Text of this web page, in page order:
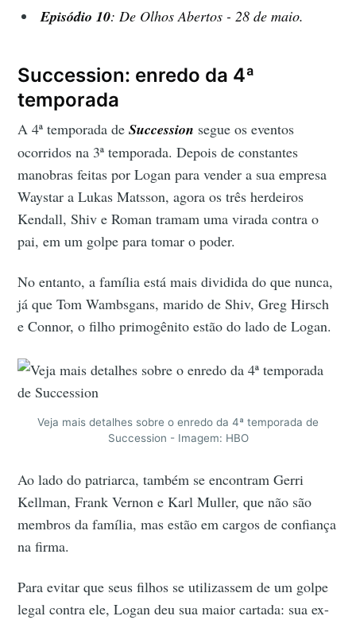
Episódio10: De Olhos Abertos - 28 de maio.
Succession: enredo da 4ª
temporada
A 4ª temporada deSuccession segue os eventos
ocorridos na 3ª temporada. Depois de constantes
manobras feitas por Logan para vender a sua empresa
Waystar a Lukas Matsson, agora os três herdeiros
Kendall, Shiv e Roman tramam uma virada contra o
pai, em um golpe para tomar o poder.
No entanto, a família está mais dividida do que nunca,
já que Tom Wambsgans, marido de Shiv, Greg Hirsch
e Connor, o filho primogênito estão do lado de Logan.
Veja mais detalhes sobre o enredo da 4ª temporada de
Succession - Imagem: HBO
Ao lado do patriarca, também se encontram Gerri
Kellman, Frank Vernon e Karl Muller, que não são
membros da família, mas estão em cargos de confiança
na firma.
Para evitar que seus filhos se utilizassem de um golpe
legal contra ele, Logan deu sua maior cartada: sua ex-